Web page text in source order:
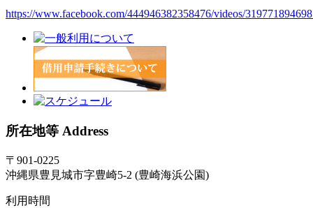
https://www.facebook.com/444946382358476/videos/
所在地等 Address
〒901-0225
沖縄県豊見城市字豊崎5-2 (豊崎海浜公園)
利用時間